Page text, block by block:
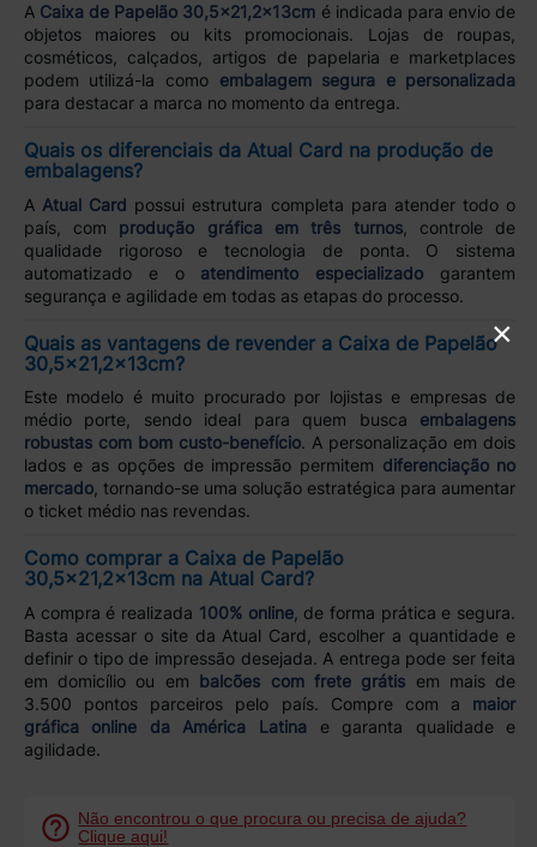
A Caixa de Papelão 30,5x21,2x13cm é indicada para envio de
objetos maiores ou kits promocionais. Lojas de roupas,
cosméticos, calçados, artigos de papelaria e marketplaces
podem utilizá-la como embalagem segura e personalizada
para destacar a marca no momento da entrega.
Quais os diferenciais da Atual Card na produção de
embalagens?
A Atual Card possui estrutura completa para atender todo o
país, com produção gráfica em três turnos, controle de
qualidade rigoroso e tecnologia de ponta. O sistema
automatizado e o atendimento especializado garantem
segurança e agilidade em todas as etapas do processo.
Quais as vantagens de revender a Caixa de Papelão
30,5x21,2x13cm?
Este modelo é muito procurado por lojistas e empresas de
médio porte, sendo ideal para quem busca embalagens
robustas com bom custo-benefício. A personalização em dois
lados e as opções de impressão permitem diferenciação no
mercado, tornando-se uma solução estratégica para aumentar
o ticket médio nas revendas.
Como comprar a Caixa de Papelão
30,5x21,2x13cm na Atual Card?
A compra é realizada 100% online, de forma prática e segura.
Basta acessar o site da Atual Card, escolher a quantidade e
definir o tipo de impressão desejada. A entrega pode ser feita
em domicílio ou em balcões com frete grátis em mais de
3.500 pontos parceiros pelo país. Compre com a maior
gráfica online da América Latina e garanta qualidade e
agilidade.
Não encontrou o que procura ou precisa de ajuda?
Clique aqui!
×